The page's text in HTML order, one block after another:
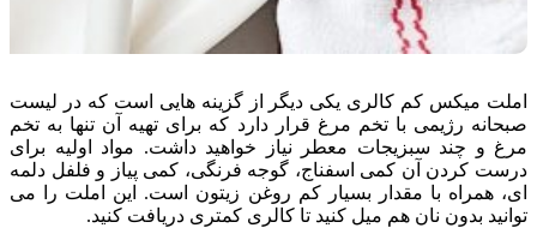
املت میکس کم کالری یکی دیگر از گزینه هایی است که در لیست
صبحانه رژیمی با تخم مرغ قرار دارد که برای تهیه آن تنها به تخم
مرغ و چند سبزیجات معطر نیاز خواهید داشت. مواد اولیه برای
درست کردن آن کمی اسفناج، گوجه فرنگی، کمی پیاز و فلفل دلمه
ای، همراه با مقدار بسیار کم روغن زیتون است. این املت را می
توانید بدون نان هم میل کنید تا کالری کمتری دریافت کنید.